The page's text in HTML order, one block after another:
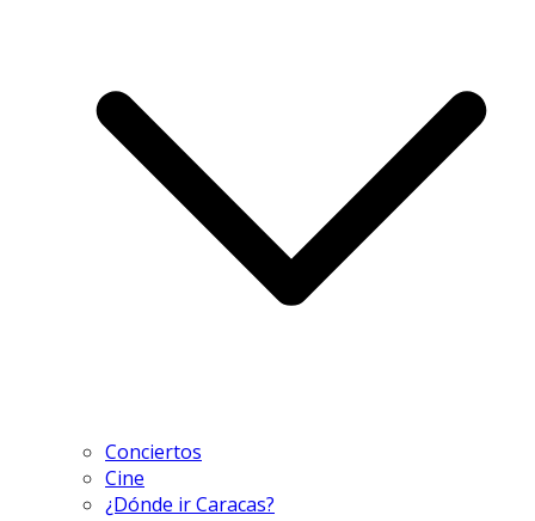
Conciertos
Cine
¿Dónde ir Caracas?